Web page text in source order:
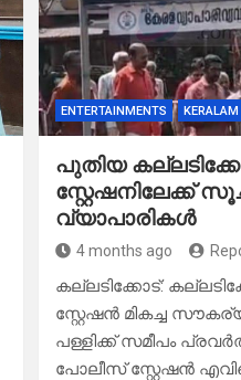
ENTERTAINMENTS KERALAM
പുതിയ
സ്റ്റേഷനിലേക്ക്
വ്യാപാരികൾ
4 months ago
കല്ലടിക്കോട്:
സ്റ്റേഷൻ മികച്ച
പള്ളിക്ക് സമീപം
പോലീസ് സ്റ്റേഷൻ